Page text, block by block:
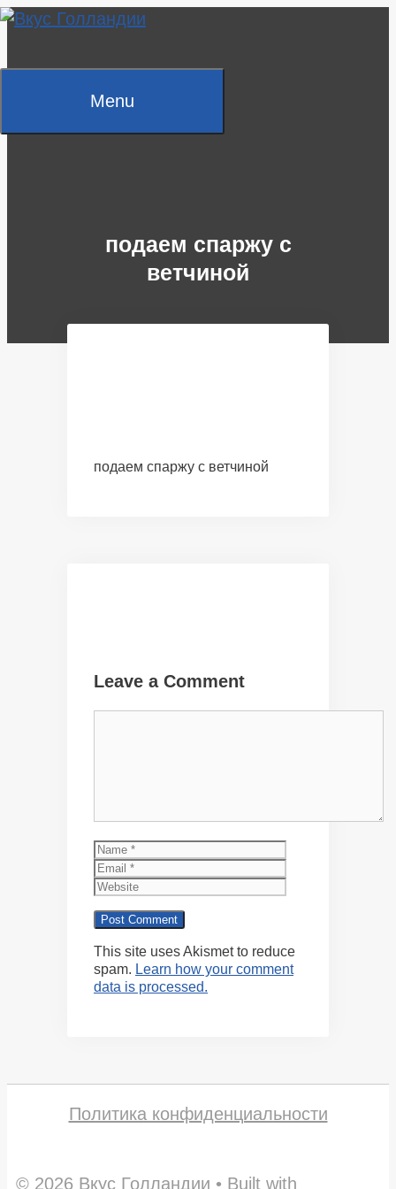
Skip
Menu
подаем спаржу с
ветчиной
подаем спаржу с ветчиной
Leave a Comment
Name
This site uses Akismet to reduce
spam. Learn how your comment
data is processed.
Политика конфиденциальности
© 2026 Вкус Голландии • Built with